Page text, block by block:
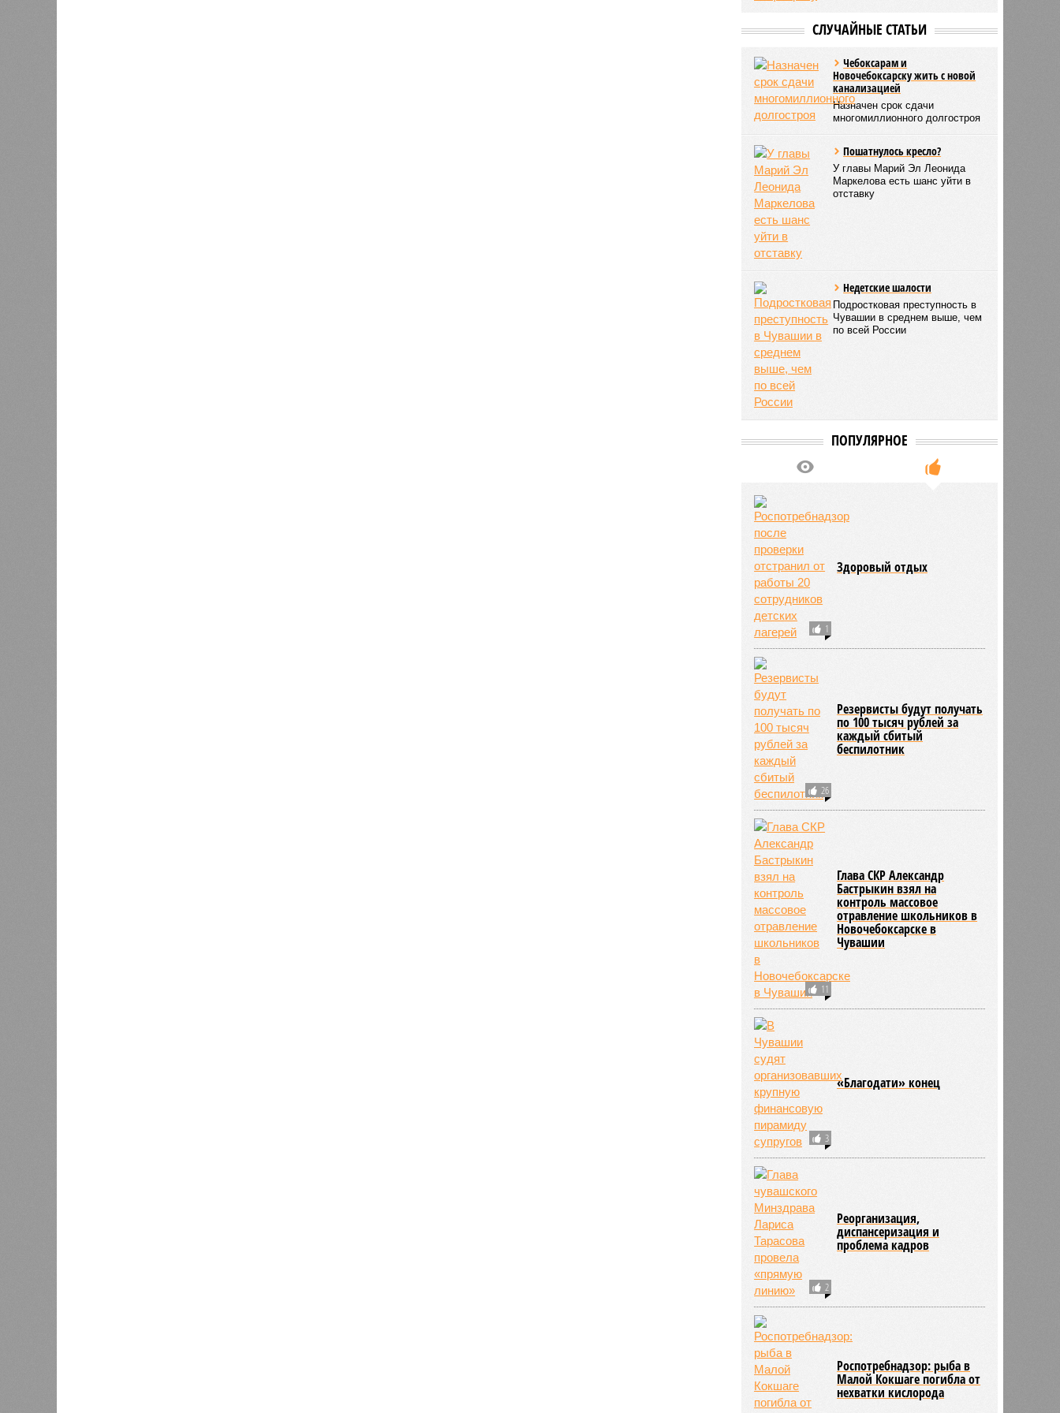
СЛУЧАЙНЫЕ СТАТЬИ
Чебоксарам и
Новочебоксарску жить с новой
канализацией
Назначен срок сдачи
многомиллионного долгостроя
Пошатнулось кресло?
У главы Марий Эл Леонида
Маркелова есть шанс уйти в
отставку
Недетские шалости
Подростковая преступность в
Чувашии в среднем выше, чем
по всей России
ПОПУЛЯРНОЕ
1
Здоровый отдых
26
Резервисты будут получать
по 100 тысяч рублей за
каждый сбитый
беспилотник
11
Глава СКР Александр
Бастрыкин взял на
контроль массовое
отравление школьников в
Новочебоксарске в
Чувашии
3
«Благодати» конец
2
Реорганизация,
диспансеризация и
проблема кадров
Роспотребнадзор: рыба в
Малой Кокшаге погибла от
нехватки кислорода